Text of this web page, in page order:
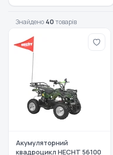
Знайдено 40товарів
Акумуляторний
квадроцикл HECHT 56100